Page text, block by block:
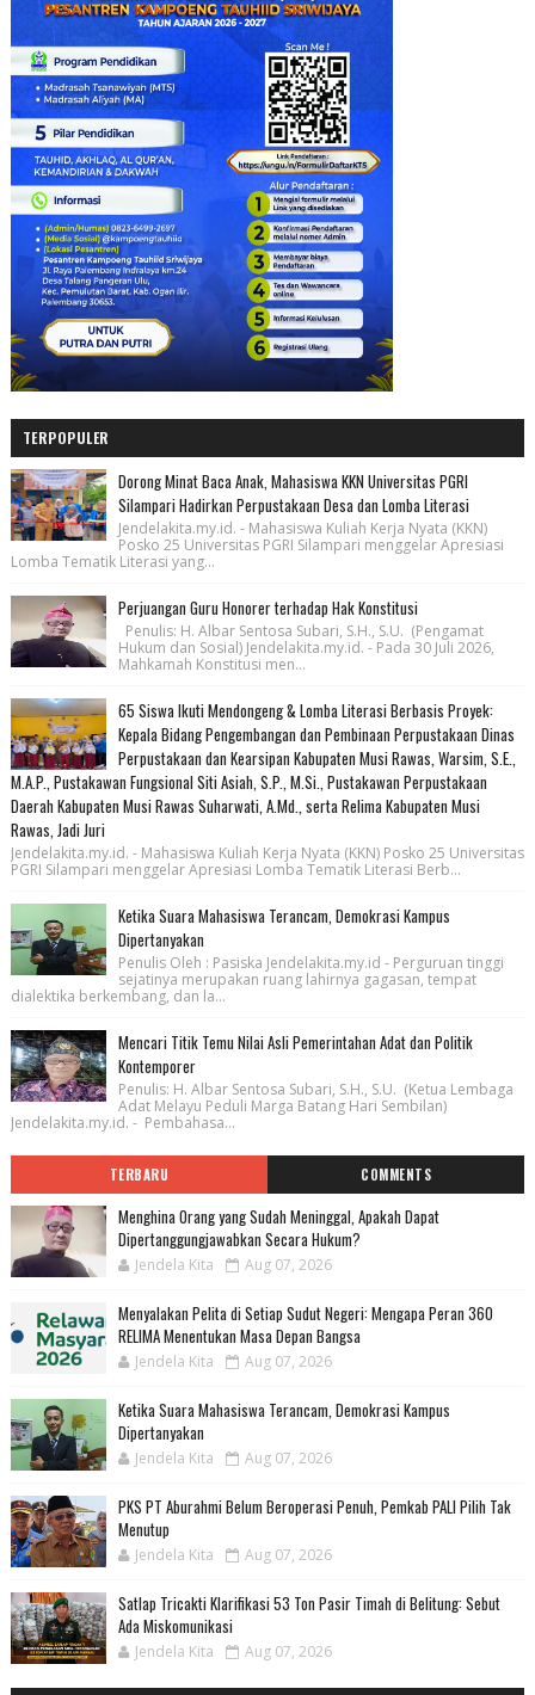
TERPOPULER
Dorong Minat Baca Anak, Mahasiswa KKN Universitas PGRI
Silampari Hadirkan Perpustakaan Desa dan Lomba Literasi
Jendelakita.my.id. - Mahasiswa Kuliah Kerja Nyata (KKN)
Posko 25 Universitas PGRI Silampari menggelar Apresiasi
Lomba Tematik Literasi yang...
Perjuangan Guru Honorer terhadap Hak Konstitusi
Penulis: H. Albar Sentosa Subari, S.H., S.U. (Pengamat
Hukum dan Sosial) Jendelakita.my.id. - Pada 30 Juli 2026,
Mahkamah Konstitusi men...
65 Siswa Ikuti Mendongeng & Lomba Literasi Berbasis Proyek:
Kepala Bidang Pengembangan dan Pembinaan Perpustakaan Dinas
Perpustakaan dan Kearsipan Kabupaten Musi Rawas, Warsim, S.E.,
M.A.P., Pustakawan Fungsional Siti Asiah, S.P., M.Si., Pustakawan Perpustakaan
Daerah Kabupaten Musi Rawas Suharwati, A.Md., serta Relima Kabupaten Musi
Rawas, Jadi Juri
Jendelakita.my.id. - Mahasiswa Kuliah Kerja Nyata (KKN) Posko 25 Universitas
PGRI Silampari menggelar Apresiasi Lomba Tematik Literasi Berb...
Ketika Suara Mahasiswa Terancam, Demokrasi Kampus
Dipertanyakan
Penulis Oleh : Pasiska Jendelakita.my.id - Perguruan tinggi
sejatinya merupakan ruang lahirnya gagasan, tempat
dialektika berkembang, dan la...
Mencari Titik Temu Nilai Asli Pemerintahan Adat dan Politik
Kontemporer
Penulis: H. Albar Sentosa Subari, S.H., S.U. (Ketua Lembaga
Adat Melayu Peduli Marga Batang Hari Sembilan)
Jendelakita.my.id. - Pembahasa...
TERBARU COMMENTS
Menghina Orang yang Sudah Meninggal, Apakah Dapat
Dipertanggungjawabkan Secara Hukum?
Jendela Kita Aug 07, 2026
Menyalakan Pelita di Setiap Sudut Negeri: Mengapa Peran 360
RELIMA Menentukan Masa Depan Bangsa
Jendela Kita Aug 07, 2026
Ketika Suara Mahasiswa Terancam, Demokrasi Kampus
Dipertanyakan
Jendela Kita Aug 07, 2026
PKS PT Aburahmi Belum Beroperasi Penuh, Pemkab PALI Pilih Tak
Menutup
Jendela Kita Aug 07, 2026
Satlap Tricakti Klarifikasi 53 Ton Pasir Timah di Belitung: Sebut
Ada Miskomunikasi
Jendela Kita Aug 07, 2026